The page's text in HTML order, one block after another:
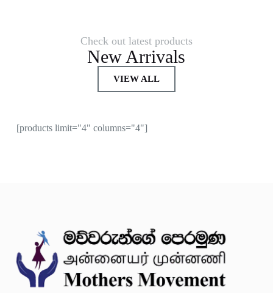
Check out latest products
New Arrivals
VIEW ALL
[products limit="4" columns="4"]